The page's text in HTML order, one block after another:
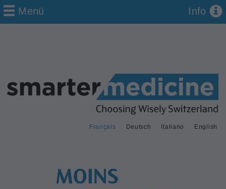
Deutsch
Français Italiano English
Menü Info